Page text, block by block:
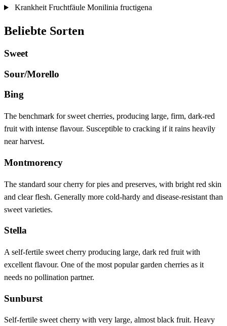
Krankheit Fruchtfäule Monilinia fructigena
Beliebte Sorten
Sweet
Sour/Morello
Bing
The benchmark for sweet cherries, producing large, firm, dark-red
fruit with intense flavour. Susceptible to cracking if it rains heavily
near harvest.
Montmorency
The standard sour cherry for pies and preserves, with bright red skin
and clear flesh. Generally more cold-hardy and disease-resistant than
sweet varieties.
Stella
A self-fertile sweet cherry producing large, dark red fruit with
excellent flavour. One of the most popular garden cherries as it
needs no pollination partner.
Sunburst
Self-fertile sweet cherry with very large, almost black fruit. Heavy